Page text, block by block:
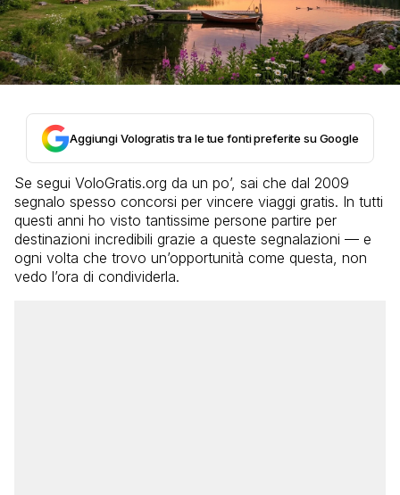
Aggiungi Vologratis tra le tue fonti preferite su Google
Se segui VoloGratis.org da un po’, sai che dal 2009
segnalo spesso concorsi per vincere viaggi gratis. In tutti
questi anni ho visto tantissime persone partire per
destinazioni incredibili grazie a queste segnalazioni — e
ogni volta che trovo un’opportunità come questa, non
vedo l’ora di condividerla.